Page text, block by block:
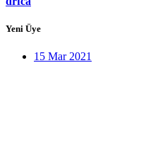
Yeni Üye
15 Mar 2021